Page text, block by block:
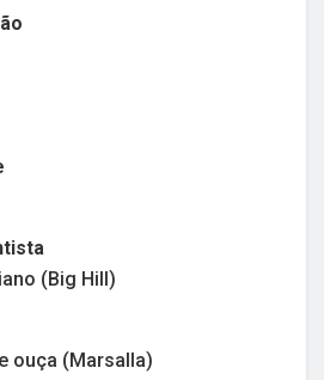
(Big Hill)
ouça (Marsalla)